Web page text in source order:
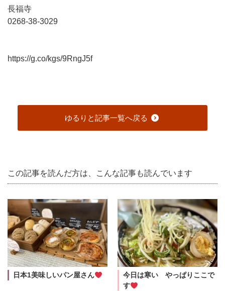
長福寺
0268-38-3029
https://g.co/kgs/9RngJ5f
ゆるりと記事一覧へ戻る
この記事を読んだ方は、こんな記事も読んでいます
日本1美味しいパン屋さん
今日は寒い やっぱりここで
す